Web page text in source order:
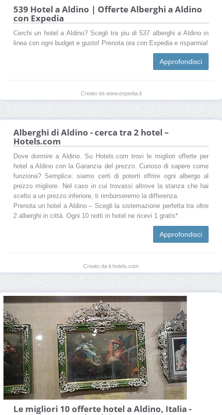
539 Hotel a Aldino | Offerte Alberghi a Aldino
con Expedia
Cerchi un hotel a Aldino? Scegli tra piu di 537 alberghi a Aldino in
linea con ogni budget e gusto! Prenota ora con Expedia e risparmia!
Approfondisci
Creato da www.expedia.it
Alberghi di Aldino - cerca tra 2 hotel –
Hotels.com
Dove dormire a Aldino. Su Hotels.com trovi le migliori offerte per
hotel a Aldino con la Garanzia del prezzo. Curioso di sapere come
funziona? Semplice: siamo certi di poterti offrire ogni albergo al
prezzo migliore. Nel caso in cui trovassi altrove la stanza che hai
scelto a un prezzo inferiore, ti rimborseremo la differenza.
Prenota un hotel a Aldino – Scegli la sistemazione perfetta tra oltre
2 alberghi in città. Ogni 10 notti in hotel ne ricevi 1 gratis*.
Approfondisci
Creato da it.hotels.com
Le migliori 10 offerte hotel a Aldino, Italia -